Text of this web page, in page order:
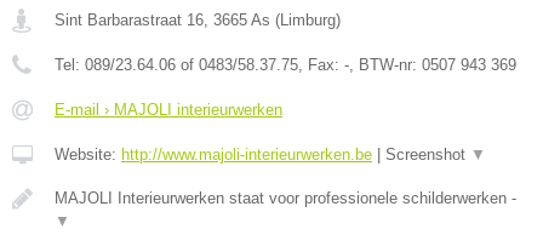
Sint Barbarastraat 16, 3665 As (Limburg)
Tel: 089/23.64.06 of 0483/58.37.75, Fax: -, BTW-nr: 0507 943 369
E-mail › MAJOLI interieurwerken
Website: http://www.majoli-interieurwerken.be Screenshot ▼
MAJOLI Interieurwerken staat voor professionele schilderwerken -
▼